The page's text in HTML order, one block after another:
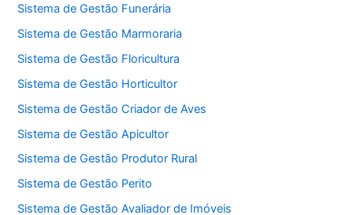
Sistema de Gestão Funerária
Sistema de Gestão Marmoraria
Sistema de Gestão Floricultura
Sistema de Gestão Horticultor
Sistema de Gestão Criador de Aves
Sistema de Gestão Apicultor
Sistema de Gestão Produtor Rural
Sistema de Gestão Perito
Sistema de Gestão Avaliador de Imóveis